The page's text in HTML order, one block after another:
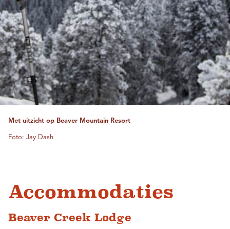
Met uitzicht op Beaver Mountain Resort
Foto: Jay Dash
Accommodaties
Beaver Creek Lodge